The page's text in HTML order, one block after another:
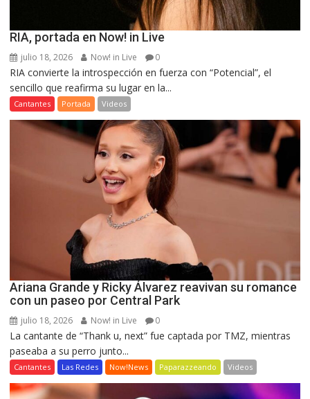
RIA, portada en Now! in Live
julio 18, 2026 Now! in Live 0
RIA convierte la introspección en fuerza con “Potencial”, el
sencillo que reafirma su lugar en la...
Cantantes Portada Videos
Ariana Grande y Ricky Álvarez reavivan su romance
con un paseo por Central Park
julio 18, 2026 Now! in Live 0
La cantante de “Thank u, next” fue captada por TMZ, mientras
paseaba a su perro junto...
Cantantes Las Redes Now!News Paparazzeando Videos